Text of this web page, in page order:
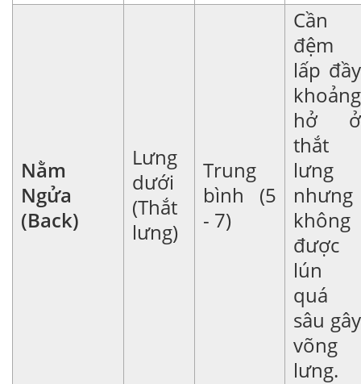
Nằm
Ngửa
(Back)
Lưng
dưới
(Thắt
lưng)
Trung
bình (5
- 7)
Cần
đệm
lấp đầy
khoảng
hở ở
thắt
lưng
nhưng
không
được
lún
quá
sâu gây
võng
lưng.